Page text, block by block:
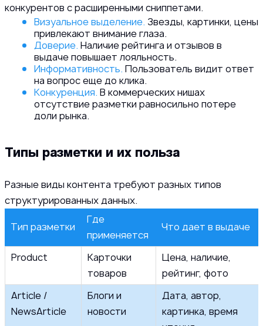
конкурентов с расширенными сниппетами.
Визуальное выделение. Звезды, картинки, цены
привлекают внимание глаза.
Доверие. Наличие рейтинга и отзывов в
выдаче повышает лояльность.
Информативность. Пользователь видит ответ
на вопрос еще до клика.
Конкуренция. В коммерческих нишах
отсутствие разметки равносильно потере
доли рынка.
Типы разметки и их польза
Разные виды контента требуют разных типов
структурированных данных.
Тип разметки
Где
применяется
Что дает в выдаче
Product
Карточки
товаров
Цена, наличие,
рейтинг, фото
Article /
NewsArticle
Блоги и
новости
Дата, автор,
картинка, время